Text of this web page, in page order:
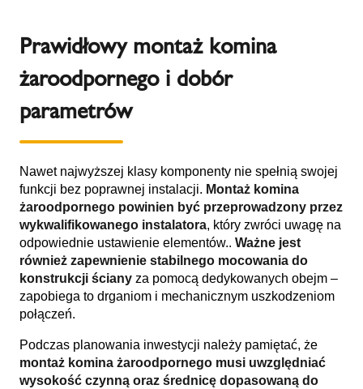
Prawidłowy montaż komina
żaroodpornego i dobór
parametrów
Nawet najwyższej klasy komponenty nie spełnią swojej
funkcji bez poprawnej instalacji. Montaż komina
żaroodpornego powinien być przeprowadzony przez
wykwalifikowanego instalatora, który zwróci uwagę na
odpowiednie ustawienie elementów.. Ważne jest
również zapewnienie stabilnego mocowania do
konstrukcji ściany za pomocą dedykowanych obejm –
zapobiega to drganiom i mechanicznym uszkodzeniom
połączeń.
Podczas planowania inwestycji należy pamiętać, że
montaż komina żaroodpornego musi uwzględniać
wysokość czynną oraz średnicę dopasowaną do